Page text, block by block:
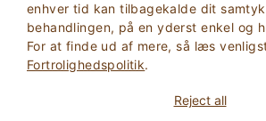
enhver tid kan tilbagekalde dit
behandlingen, på en yderst enkel og
For at finde ud af mere, så læs
Fortrolighedspolitik.
Reject all
2Voksne